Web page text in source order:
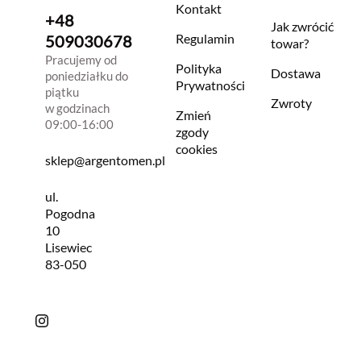
+48
509030678
Pracujemy od
poniedziałku do
piątku
w godzinach
09:00-16:00
sklep@argentomen.pl
ul.
Pogodna
10
Lisewiec
83-050
Kontakt
Regulamin
Polityka
Prywatności
Zmień
zgody
cookies
Jak zwrócić
towar?
Dostawa
Zwroty